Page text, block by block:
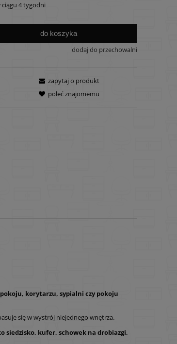
4 tygodni
do koszyka
dodaj do przechowalni
zapytaj o produkt
poleć znajomemu
korytarzu, sypialni czy pokoju
się w wystrój niejednego wnętrza.
siedzisko, kufer, schowek na drobiazgi,